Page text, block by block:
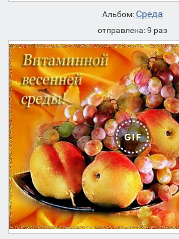
Альбом: Среда
отправлена: 9 раз